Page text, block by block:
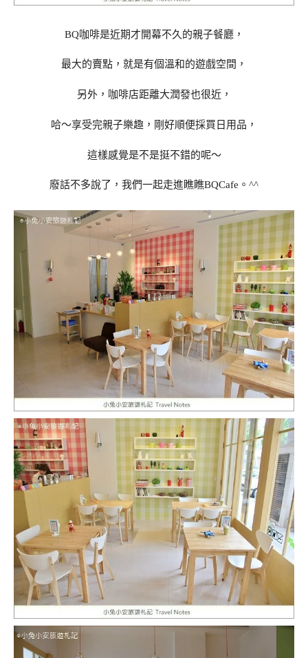
BQ咖啡是近期才開幕不久的親子餐廳，
最大的賣點，就是有個溫和的遊戲空間，
另外，咖啡店距離大潤發也很近，
哈～享受完親子樂趣，剛好順便採買日用品，
這樣感覺是不是挺不錯的呢～
廢話不多說了，我們一起走進瞧瞧BQCafe。^^